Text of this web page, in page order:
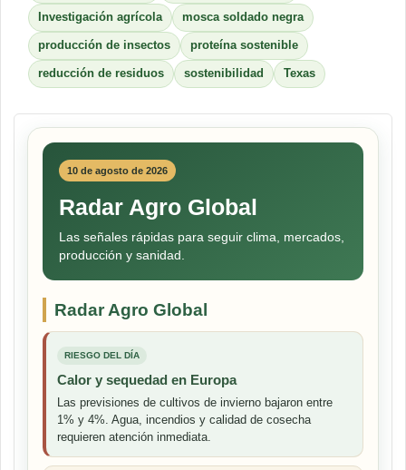
Investigación agrícola mosca soldado negra
producción de insectos proteína sostenible
reducción de residuos sostenibilidad Texas
10 de agosto de 2026
Radar Agro Global
Las señales rápidas para seguir clima, mercados,
producción y sanidad.
Radar Agro Global
RIESGO DEL DÍA
Calor y sequedad en Europa
Las previsiones de cultivos de invierno bajaron entre
1% y 4%. Agua, incendios y calidad de cosecha
requieren atención inmediata.